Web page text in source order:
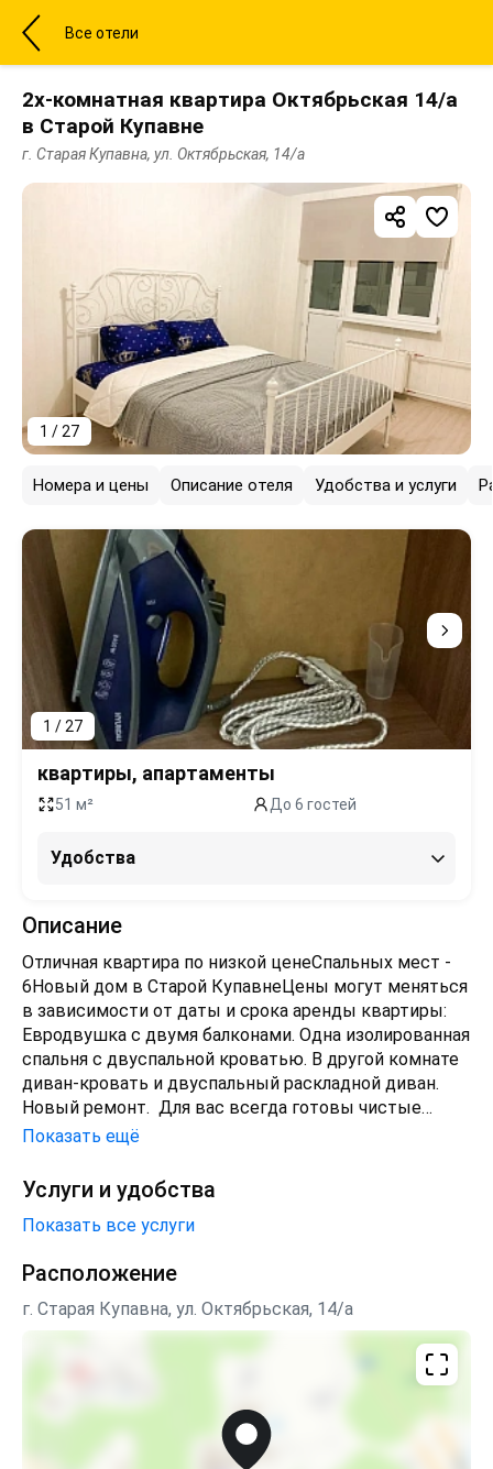
Все отели
2х-комнатная квартира Октябрьская 14/а
в Старой Купавне
г. Старая Купавна, ул. Октябрьская, 14/а
1 / 27
Номера и цены Описание отеля Удобства и услуги
1 / 27
квартиры, апартаменты
51 м² До 6 гостей
Удобства
Описание
Отличная квартира по низкой ценеСпальных мест -
6Новый дом в Старой КупавнеЦены могут меняться
в зависимости от даты и срока аренды квартиры:
Евродвушка с двумя балконами. Одна изолированная
спальня с двуспальной кроватью. В другой комнате
диван-кровать и двуспальный раскладной диван.
Новый ремонт. Для вас всегда готовы чистые
комплекты постельного белья, мягкие махровые
- все есть для комфортного проживания.2-
комнатная квартира сдаётся на
минимальный срок от 1 суток. Заезд после 14:00,
Показать ещё
Услуги и удобства
Показать все услуги
Расположение
г. Старая Купавна, ул. Октябрьская, 14/а